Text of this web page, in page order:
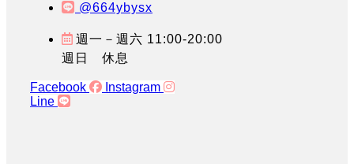
@664ybysx
週一－週六 11:00-20:00
週日 休息
Facebook
Instagram
Line